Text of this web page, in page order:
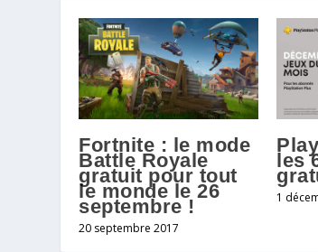
Fortnite : le mode
Battle Royale
gratuit pour tout
le monde le 26
septembre !
20 septembre 2017
les
1